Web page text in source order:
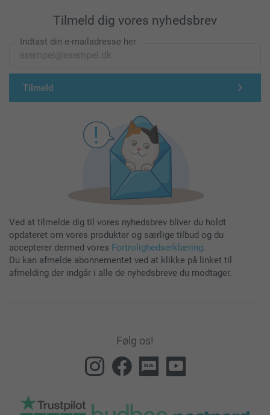
Tilmeld dig vores nyhedsbrev
Indtast din e-mailadresse her
Tilmeld
Ved at tilmelde dig til vores nyhedsbrev bliver du holdt
opdateret om vores produkter og særlige tilbud og du
accepterer dermed vores Fortrolighedserklæring.
Du kan afmelde abonnementet ved at klikke på linket til
afmelding der indgår i alle de nyhedsbreve du modtager.
Følg os!